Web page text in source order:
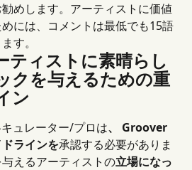
めします。アーティストに価値
には、コメントは最低でも15語
す。
ィストに素晴らし
クを与えるための重
ン
ュレーター/プロは、 Groover
ラインを承認する必要がありま
えるアーティストの立場になっ